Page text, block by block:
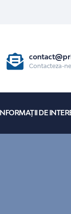
Contacteza-
DE